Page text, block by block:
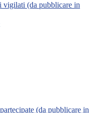
vigilati (da pubblicare in
(da pubblicare in